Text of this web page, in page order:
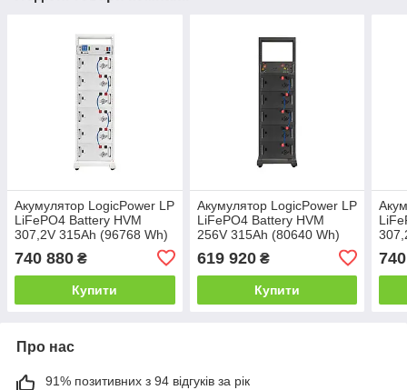
Акумулятор LogicPower LP
LiFePO4 Battery HVM
307,2V 315Ah (96768 Wh)
740 880 ₴
Купити
Акумулятор LogicPower LP
LiFePO4 Battery HVM
256V 315Ah (80640 Wh)
619 920₴
Купити
Про нас
91% позитивних з 94 відгуків за рік